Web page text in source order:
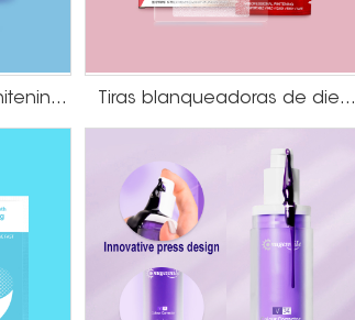
Alcohol Free Teeth Whitening Strips Tiras blanqueadoras de dientes con aceite de coco HP